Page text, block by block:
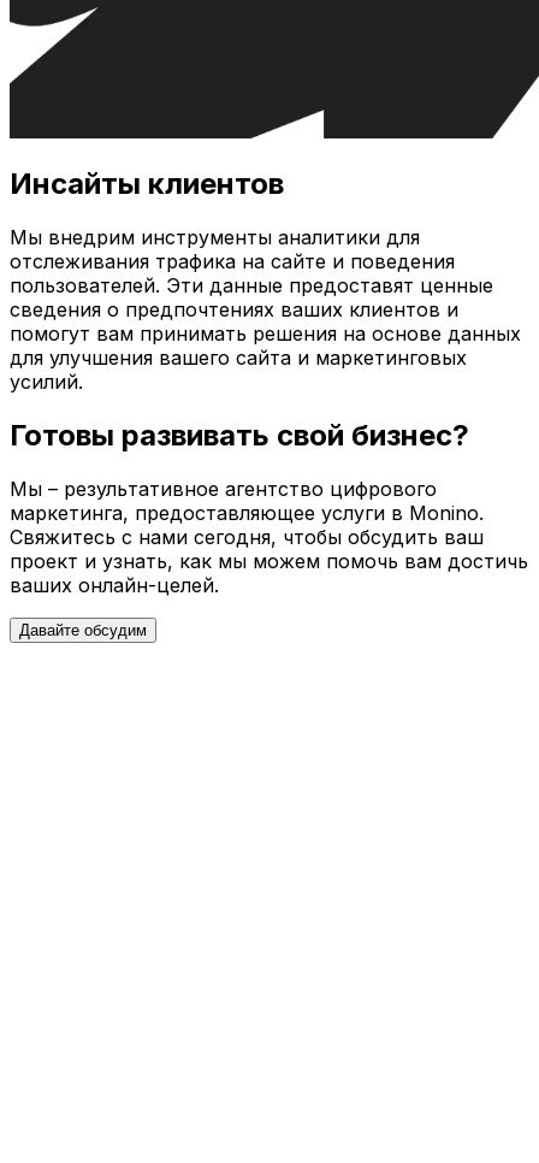
Инсайты клиентов
Мы внедрим инструменты аналитики для
отслеживания трафика на сайте и поведения
пользователей. Эти данные предоставят ценные
сведения о предпочтениях ваших клиентов и
помогут вам принимать решения на основе данных
для улучшения вашего сайта и маркетинговых
усилий.
Готовы развивать свой бизнес?
Мы – результативное агентство цифрового
маркетинга, предоставляющее услуги в Monino.
Свяжитесь с нами сегодня, чтобы обсудить ваш
проект и узнать, как мы можем помочь вам достичь
ваших онлайн-целей.
Давайте обсудим